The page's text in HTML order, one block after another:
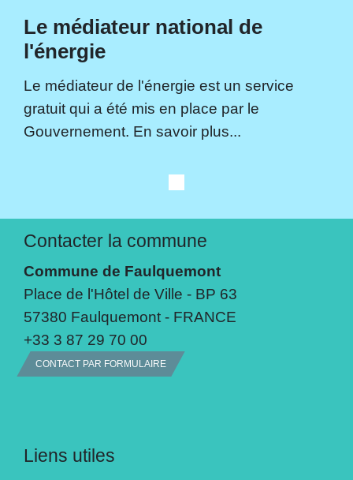
Le médiateur national de
l'énergie
Le médiateur de l'énergie est un service
gratuit qui a été mis en place par le
Gouvernement. En savoir plus...
Contacter la commune
Commune de Faulquemont
Place de l'Hôtel de Ville - BP 63
57380 Faulquemont - FRANCE
+33 3 87 29 70 00
CONTACT PAR FORMULAIRE
Liens utiles